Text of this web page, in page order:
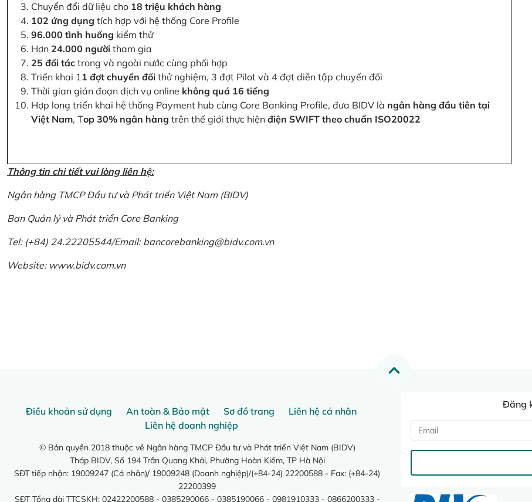
Chuyển đổi dữ liệu cho 18 triệu khách hàng
102 ứng dụng tích hợp với hệ thống Core Profile
96.000 tình huống kiểm thử
Hơn 24.000 người tham gia
25 đối tác trong và ngoài nước cùng phối hợp
Triển khai 11 đợt chuyển đổi thử nghiệm, 3 đợt Pilot và 4 đợt diễn tập chuyển đổi
Thời gian gián đoạn dịch vụ online không quá 16 tiếng
Hợp long triển khai hệ thống Payment hub cùng Core Banking Profile, đưa BIDV là ngân hàng đầu tiên tại
Việt Nam, Top 30% ngân hàng trên thế giới thực hiện điện SWIFT theo chuẩn ISO20022
Thông tin chi tiết vui lòng liên hệ:
Ngân hàng TMCP Đầu tư và Phát triển Việt Nam (BIDV)
Ban Quản lý và Phát triển Core Banking
Tel: (+84) 24.22205544/Email: bancorebanking@bidv.com.vn
Website: www.bidv.com.vn
Điều khoản sử dụng An toàn & Bảo mật Sơ đồ trang
Liên hệ cá nhân
Liên hệ doanh nghiệp
© Bản quyền 2018 thuộc về Ngân hàng TMCP Đầu tư và Phát triển Việt Nam (BIDV)
Tháp BIDV, Số 194 Trần Quang Khải, Phường Hoàn Kiếm, TP Hà Nội
SĐT tiếp nhận: 19009247 (Cá nhân)/ 19009248 (Doanh nghiệp)/(+84-24) 22200588 - Fax: (+84-24)
22200399
SĐT Tổng đài TTCSKH: 02422200588 - 0385290066 - 0385190066 - 0981910333 - 0866200333 -
Đăng